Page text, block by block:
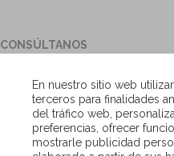
CONSÚLTANOS
encantados
Escríbenos
En nuestro sitio web
terceros para finalidades
del tráfico web,
preferencias, ofrecer
mostrarle publicidad